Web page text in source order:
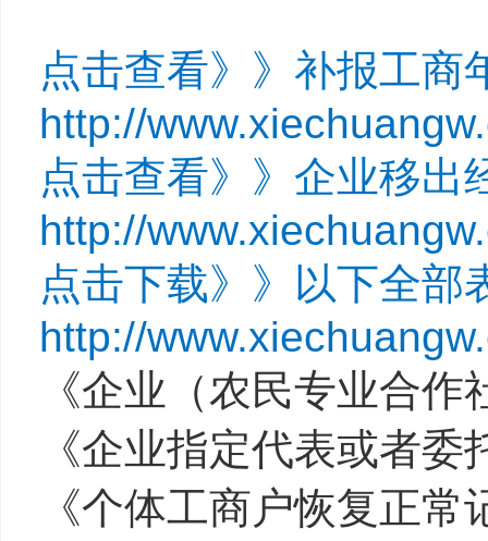
点击查看》》补报工商
http://
点击查看》》企业移出
http://
点击下载》》以下全部
http://
《企业（农民专业合
《企业指定代表或者
《个体工商户恢复正